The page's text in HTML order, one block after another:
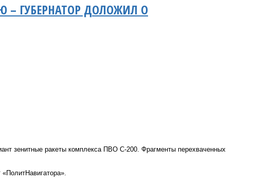
– ГУБЕРНАТОР ДОЛОЖИЛ О
зенитные ракеты комплекса ПВО С-200. Фрагменты перехваченных